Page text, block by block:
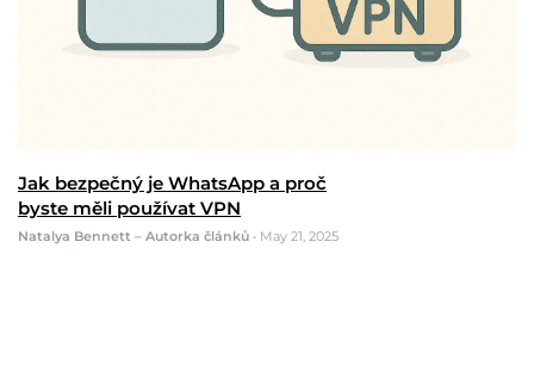
Jak bezpečný je WhatsApp a proč
byste měli používat VPN
Natalya Bennett – Autorka článků • May 21, 2025